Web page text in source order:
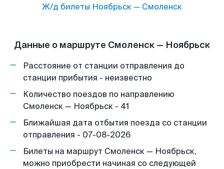
Ж/д билеты Ноябрьск — Смоленск
Данные о маршруте Смоленск — Ноябрьск
Расстояние от станции отправления до
станции прибытия - неизвестно
Количество поездов по направлению
Смоленск — Ноябрьск - 41
Ближайшая дата отбытия поезда со станции
отправления - 07-08-2026
Билеты на маршрут Смоленск — Ноябрьск,
можно приобрести начиная со следующей